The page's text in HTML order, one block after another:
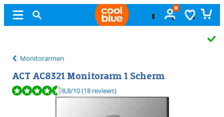
Monitorarmen
ACT AC8321 Monitorarm 1 Scherm
Beoordeling is 8,8 van de 10, gebaseerd op 18 reviews.
8,8/10(18 reviews)